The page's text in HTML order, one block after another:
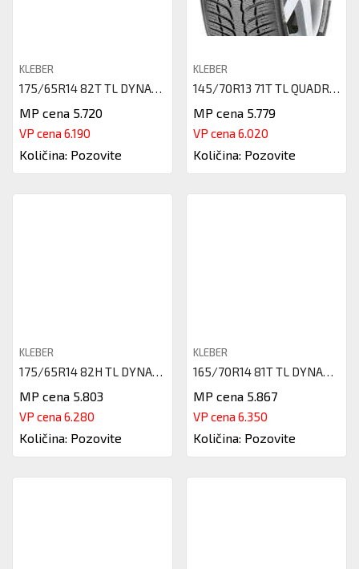
KLEBER
175/65R14 82T TL DYNAXER HP4 D
MP cena 5.720
VP cena 6.190
Količina: Pozovite
KLEBER
145/70R13 71T TL QUADRAXER2 KL
MP cena 5.779
VP cena 6.020
Količina: Pozovite
KLEBER
175/65R14 82H TL DYNAXER HP4 D
MP cena 5.803
VP cena 6.280
Količina: Pozovite
KLEBER
165/70R14 81T TL DYNAXER HP4 D
MP cena 5.867
VP cena 6.350
Količina: Pozovite